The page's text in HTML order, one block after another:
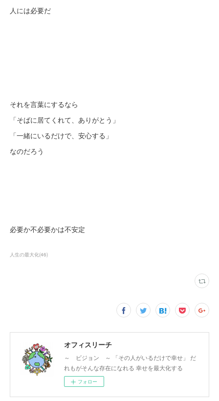
人には必要だ
それを言葉にするなら
「そばに居てくれて、ありがとう」
「一緒にいるだけで、安心する」
なのだろう
必要か不必要かは不安定
人生の最大化(46)
オフィスリーチ
～ ビジョン ～ 「その人がいるだけで幸せ」 だ
れもがそんな存在になれる 幸せを最大化する
フォロー